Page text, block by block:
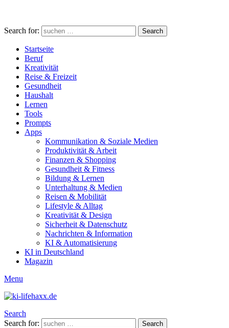
Search for: Search
Startseite
Beruf
Kreativität
Reise & Freizeit
Gesundheit
Haushalt
Lernen
Tools
Prompts
Apps
Kommunikation & Soziale Medien
Produktivität & Arbeit
Finanzen & Shopping
Gesundheit & Fitness
Bildung & Lernen
Unterhaltung & Medien
Reisen & Mobilität
Lifestyle & Alltag
Kreativität & Design
Sicherheit & Datenschutz
Nachrichten & Information
KI & Automatisierung
KI in Deutschland
Magazin
Menu
Search
Search for:
Search